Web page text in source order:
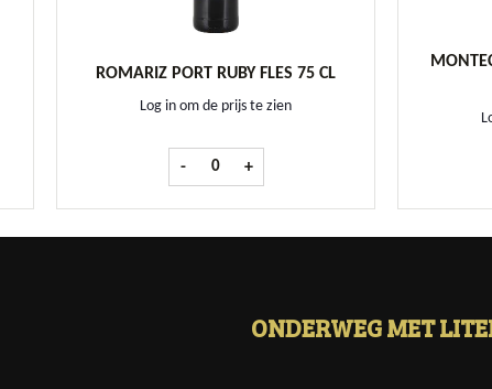
Kabinet fles 1 ltr aantal
ROMARIZ PORT RUBY FLES 75 CL
Log in om de prijs te zien
- Romariz Port Ruby fles 75 cl aantal
+
ONDERWEG MET